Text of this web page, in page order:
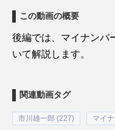
この動画の概要
後編では、マイナンバ
いて解説します。
関連動画タグ
市川雄一郎 (227) マイ